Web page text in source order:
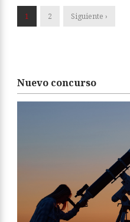
1 2 Siguiente ›
Nuevo concurso